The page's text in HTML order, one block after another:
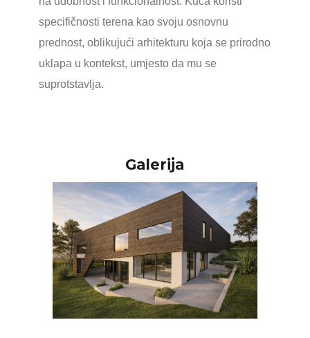
specifičnosti terena kao svoju osnovnu
prednost, oblikujući arhitekturu koja se prirodno
uklapa u kontekst, umjesto da mu se
suprotstavlja.
Galerija